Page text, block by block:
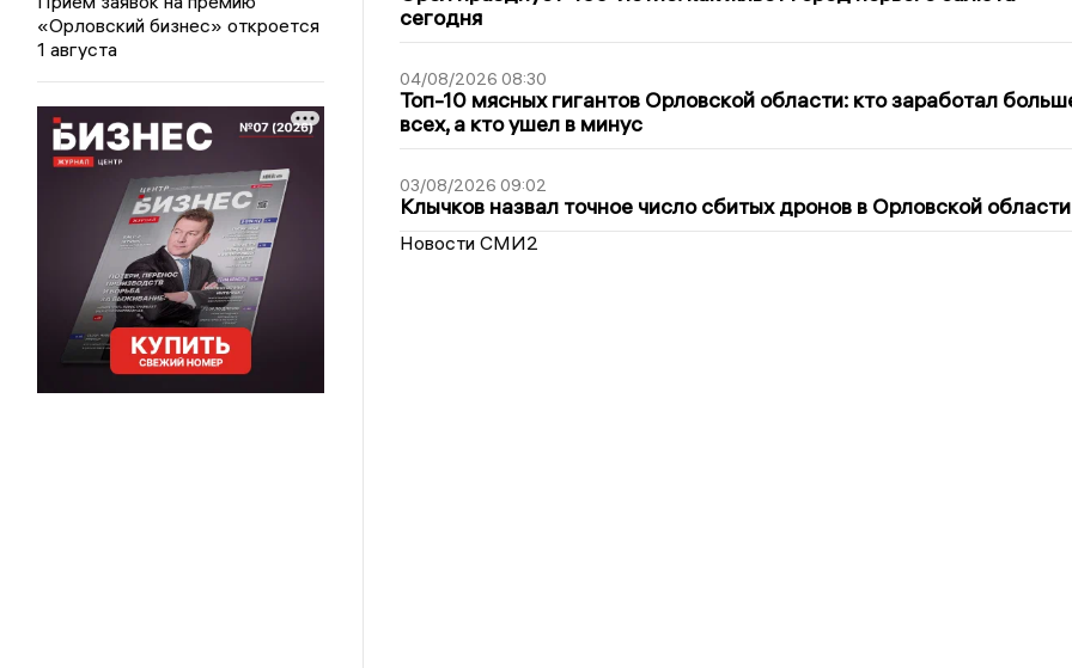
«Орловский бизнес» откроется
1 августа
сегодня
04/08/2026 08:30
Топ-10 мясных гигантов Орловской области: кто заработал
всех, а кто ушел в минус
03/08/2026 09:02
Клычков назвал точное число сбитых дронов в Орловской области
Новости СМИ2